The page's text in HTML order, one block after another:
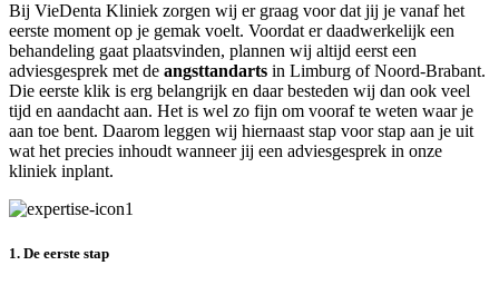
Bij VieDenta Kliniek zorgen wij er graag voor dat jij je vanaf het
eerste moment op je gemak voelt. Voordat er daadwerkelijk een
behandeling gaat plaatsvinden, plannen wij altijd eerst een
adviesgesprek met de angsttandarts in Limburg of Noord-Brabant.
Die eerste klik is erg belangrijk en daar besteden wij dan ook veel
tijd en aandacht aan. Het is wel zo fijn om vooraf te weten waar je
aan toe bent. Daarom leggen wij hiernaast stap voor stap aan je uit
wat het precies inhoudt wanneer jij een adviesgesprek in onze
kliniek inplant.
1. De eerste stap